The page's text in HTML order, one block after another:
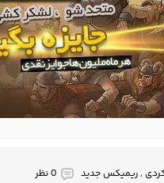
, ریمیکس جدید 0 نظر